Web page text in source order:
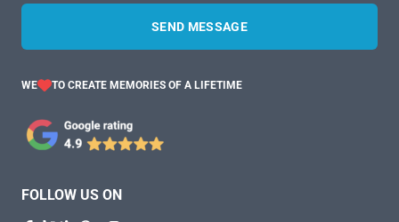
SEND MESSAGE
WE TO CREATE MEMORIES OF A LIFETIME
FOLLOW US ON